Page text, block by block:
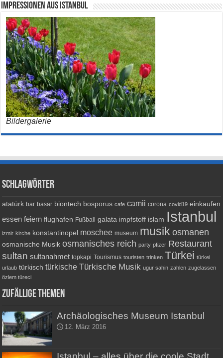
Impressionen aus Istanbul
Bildergalerie
Schlagwörter
atatürk bar basar biontech bosporus cafe camii corona covid19 einkaufen
essen feiern flughafen Fußball galata impfstoff islam Istanbul
izmir kirche konstantinopel moschee museum musik osmanen
osmanische Musik osmanisches reich party pfizer Restaurant
sultan sultanahmet topkapi Tourismus touristen trinken Türkei türkei
urlaub türkisch türkische Türkische Musik ugur sahin zahlen zugelassen
özlem türeci
Zufällige Themen
Archäologisches Museum Istanbul
12. März 2016